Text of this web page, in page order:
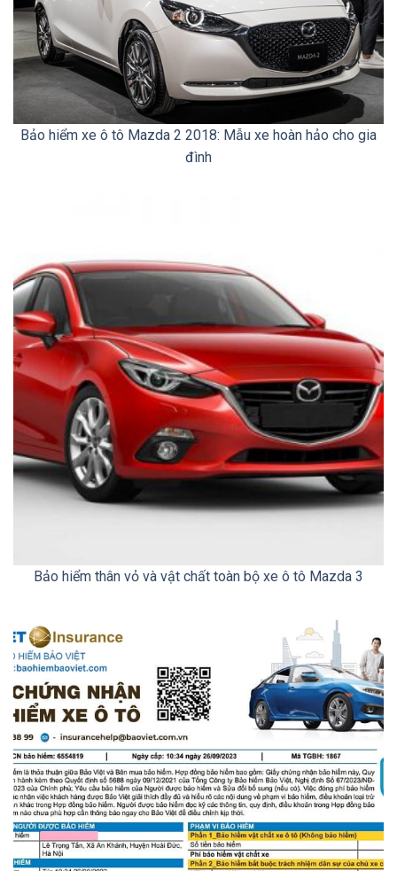
Bảo hiểm xe ô tô Mazda 2 2018: Mẫu xe hoàn hảo cho gia
đình
Bảo hiểm thân vỏ và vật chất toàn bộ xe ô tô Mazda 3